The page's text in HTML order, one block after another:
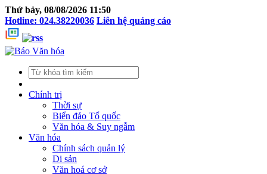
Thứ bảy, 08/08/2026 11:50
Hotline: 024.38220036 Liên hệ quảng cáo
Chính trị
Thời sự
Biển đảo Tổ quốc
Văn hóa & Suy ngẫm
Văn hóa
Chính sách quản lý
Di sản
Văn hoá cơ sở